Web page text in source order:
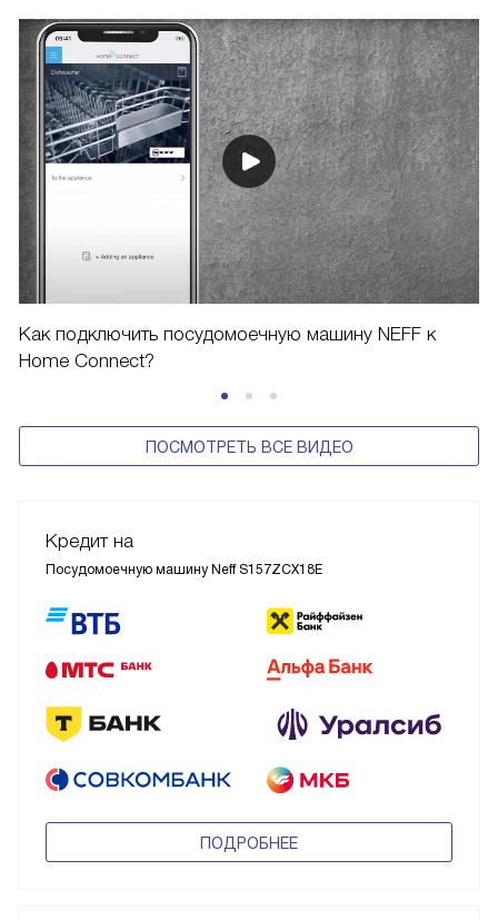
Как подключить посудомоечную машину NEFF к
Home Connect?
ПОСМОТРЕТЬ ВСЕ ВИДЕО
Кредит на
Посудомоечную машину Neff S157ZCX18E
ПОДРОБНЕЕ